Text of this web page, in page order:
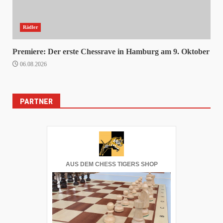
Rädler
Premiere: Der erste Chessrave in Hamburg am 9. Oktober
06.08.2026
PARTNER
AUS DEM CHESS TIGERS SHOP